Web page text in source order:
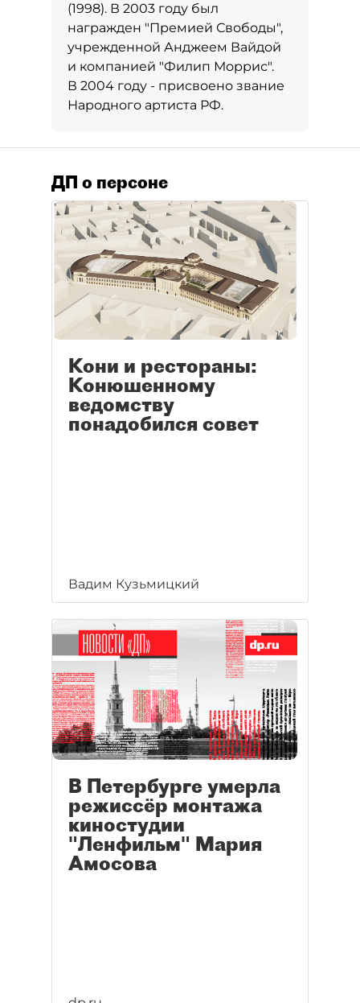
(1998). В 2003 году был
награжден "Премией Свободы",
учрежденной Анджеем Вайдой
и компанией "Филип Моррис".
В 2004 году - присвоено звание
Народного артиста РФ.
ДП о персоне
Кони и рестораны:
Конюшенному
ведомству
понадобился совет
Вадим Кузьмицкий
В Петербурге умерла
режиссёр монтажа
киностудии
"Ленфильм" Мария
Амосова